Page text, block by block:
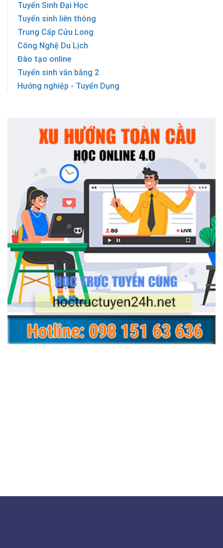
Tuyển Sinh Đại Học
Tuyển sinh liên thông
Trung Cấp Cửu Long
Công Nghệ Du Lịch
Đào tạo online
Tuyển sinh văn bằng 2
Hướng nghiệp - Tuyển Dụng